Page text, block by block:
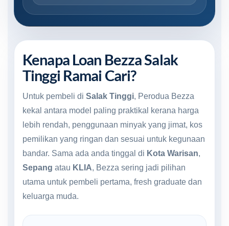
Kenapa Loan Bezza Salak
Tinggi Ramai Cari?
Untuk pembeli di Salak Tinggi, Perodua Bezza
kekal antara model paling praktikal kerana harga
lebih rendah, penggunaan minyak yang jimat, kos
pemilikan yang ringan dan sesuai untuk kegunaan
bandar. Sama ada anda tinggal di Kota Warisan,
Sepang atau KLIA, Bezza sering jadi pilihan
utama untuk pembeli pertama, fresh graduate dan
keluarga muda.